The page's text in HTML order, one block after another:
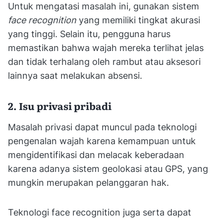
Untuk mengatasi masalah ini, gunakan sistem
face recognition yang memiliki tingkat akurasi
yang tinggi. Selain itu, pengguna harus
memastikan bahwa wajah mereka terlihat jelas
dan tidak terhalang oleh rambut atau aksesori
lainnya saat melakukan absensi.
2. Isu privasi pribadi
Masalah privasi dapat muncul pada teknologi
pengenalan wajah karena kemampuan untuk
mengidentifikasi dan melacak keberadaan
karena adanya sistem geolokasi atau GPS, yang
mungkin merupakan pelanggaran hak.
Teknologi face recognition juga serta dapat